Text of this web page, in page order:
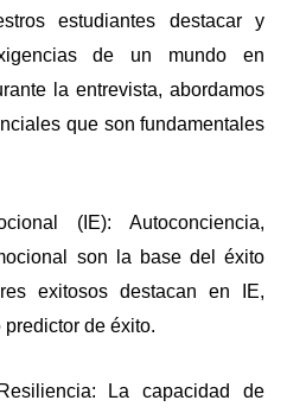
estudiantes destacar y
de un mundo en
la entrevista, abordamos
que son fundamentales
(IE): Autoconciencia,
son la base del éxito
exitosos destacan en IE,
de éxito.
La capacidad de